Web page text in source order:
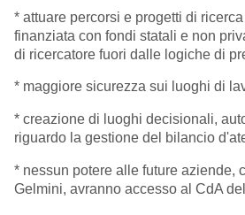
* attuare percorsi e progetti di
finanziata con fondi statali e non
di ricercatore fuori dalle logiche di
* maggiore sicurezza sui luoghi di
* creazione di luoghi decisionali,
riguardo la gestione del bilancio
* nessun potere alle future aziende,
Gelmini, avranno accesso al CdA